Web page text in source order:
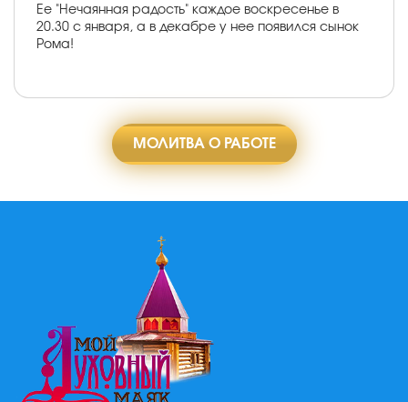
Ее "Нечаянная радость" каждое воскресенье в
20.30 с января, а в декабре у нее появился сынок
Рома!
МОЛИТВА О РАБОТЕ